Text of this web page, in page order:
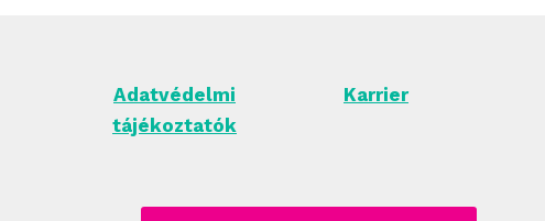
Adatvédelmi
tájékoztatók
Karrier